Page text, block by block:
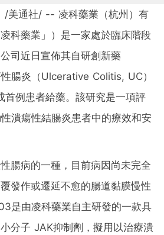
/美通社/ -- 凌科藥業（杭州）有
科藥業」）是一家處於臨床階段
司近日宣佈其自研創新藥
腸炎（Ulcerative Colitis, UC）
首例患者給藥。該研究是一項評
潰瘍性結腸炎患者中的療效和安
腸病的一種，目前病因尚未完全
發作或遷延不愈的腸道黏膜慢性
是由凌科藥業自主研發的一款具
分子 JAK抑制劑，擬用以治療潰